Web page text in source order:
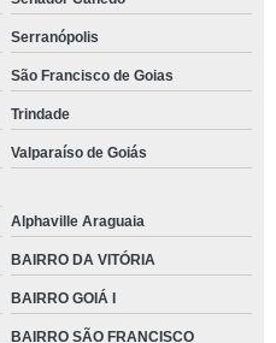
Serranópolis
São Francisco de Goias
Trindade
Valparaíso de Goiás
Alphaville Araguaia
BAIRRO DA VITÓRIA
BAIRRO GOIÁ I
BAIRRO SÃO FRANCISCO